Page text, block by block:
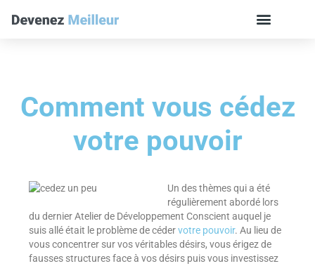
Comment vous cédez
votre pouvoir
Un des thèmes qui a été
régulièrement abordé lors
du dernier Atelier de Développement Conscient auquel je
suis allé était le problème de cédervotre pouvoir. Au lieu de
vous concentrer sur vos véritables désirs, vous érigez de
fausses structures face à vos désirs puis vous investissez